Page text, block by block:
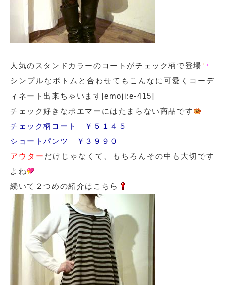
人気のスタンドカラーのコートがチェック柄で登場
シンプルなボトムと合わせてもこんなに可愛くコーデ
ィネート出来ちゃいます[emoji:e-415]
チェック好きなポエマーにはたまらない商品です
チェック柄コート ￥５１４５
ショートパンツ ￥３９９０
アウター だけじゃなくて、もちろんその中も大切です
よね
続いて２つめの紹介はこちら